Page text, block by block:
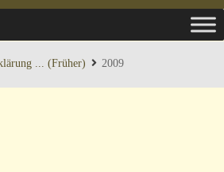
... (Früher) 2009